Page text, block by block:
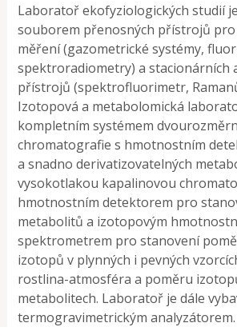
Laboratoř ekofyziologických studií
souborem přenosných přístrojů
měření (gazometrické systémy,
spektroradiometry) a stacionárních
přístrojů (spektrofluorimetr,
Izotopová a metabolomická
kompletním systémem
chromatografie s hmotnostním
a snadno derivatizovatelných
vysokotlakou kapalinovou
hmotnostním detektorem pro
metabolitů a izotopovým
spektrometrem pro stanovení
izotopů v plynných i pevných
rostlina-atmosféra a poměru
metabolitech. Laboratoř je dále
termogravimetrickým analyzátorem.